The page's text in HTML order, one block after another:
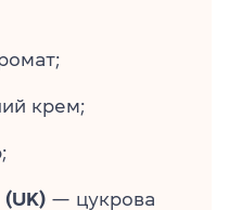
крем;
— цукрова